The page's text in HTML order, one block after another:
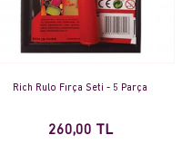
Rich Rulo Fırça Seti - 5 Parça
260,00 TL